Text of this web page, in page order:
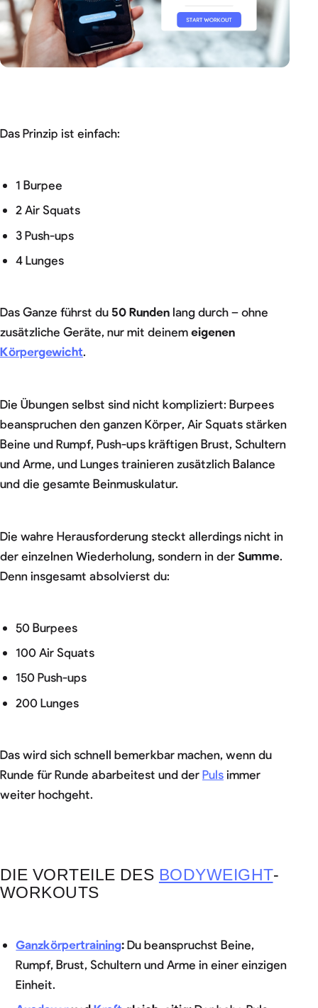
Das Prinzip ist einfach:
1 Burpee
2 Air Squats
3 Push-ups
4 Lunges
Das Ganze führst du 50 Runden lang durch – ohne
zusätzliche Geräte, nur mit deinem eigenen
Körpergewicht.
Die Übungen selbst sind nicht kompliziert: Burpees
beanspruchen den ganzen Körper, Air Squats stärken
Beine und Rumpf, Push-ups kräftigen Brust, Schultern
und Arme, und Lunges trainieren zusätzlich Balance
und die gesamte Beinmuskulatur.
Die wahre Herausforderung steckt allerdings nicht in
der einzelnen Wiederholung, sondern in der Summe.
Denn insgesamt absolvierst du:
50 Burpees
100 Air Squats
150 Push-ups
200 Lunges
Das wird sich schnell bemerkbar machen, wenn du
Runde für Runde abarbeitest und der Puls immer
weiter hochgeht.
DIE VORTEILE DES BODYWEIGHT-
WORKOUTS
Ganzkörpertraining:Du beanspruchst Beine,
Rumpf, Brust, Schultern und Arme in einer einzigen
Einheit.